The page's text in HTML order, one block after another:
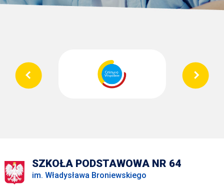
SZKOŁA PODSTAWOWA NR 64
im. Władysława Broniewskiego